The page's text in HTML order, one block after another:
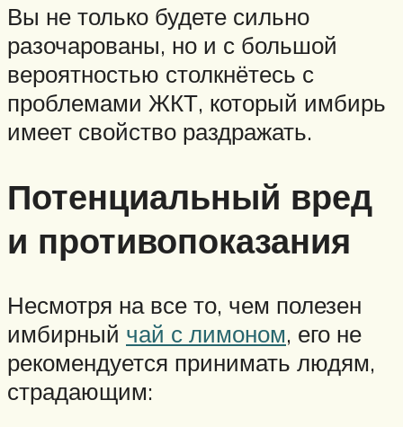
Вы не только будете сильно
разочарованы, но и с большой
вероятностью столкнётесь с
проблемами ЖКТ, который имбирь
имеет свойство раздражать.
Потенциальный вред
и противопоказания
Несмотря на все то, чем полезен
имбирный чай с лимоном, его не
рекомендуется принимать людям,
страдающим: